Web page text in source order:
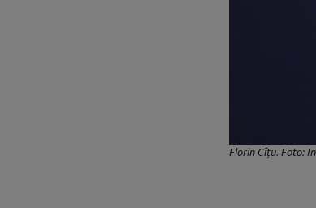
Florin Cîțu. Foto: